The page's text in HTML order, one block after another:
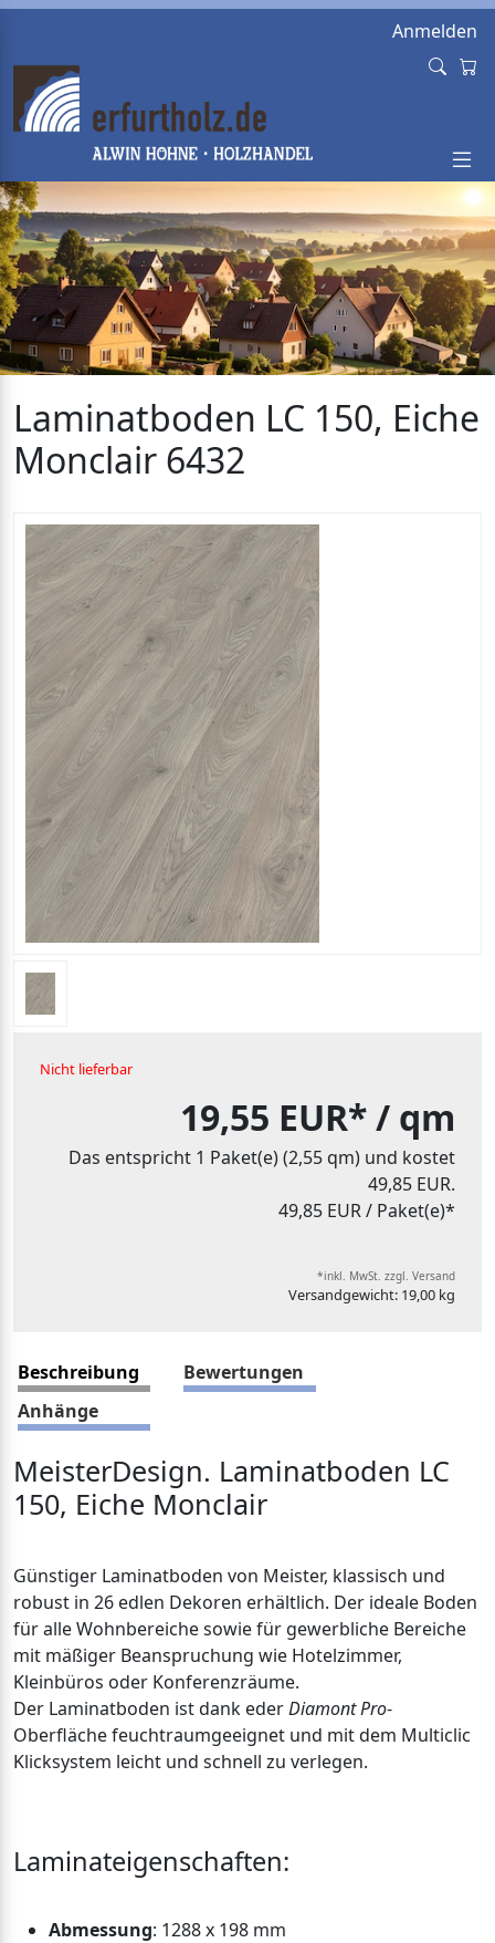
Anmelden
Laminatboden LC 150, Eiche
Monclair 6432
Nicht lieferbar
19,55 EUR*/ qm
Das entspricht 1 Paket(e) (2,55 qm) und kostet
49,85 EUR.
49,85 EUR/ Paket(e)*
*inkl. MwSt. zzgl. Versand
Versandgewicht: 19,00 kg
Beschreibung
Bewertungen
Anhänge
MeisterDesign. Laminatboden LC
150, Eiche Monclair
Günstiger Laminatboden von Meister, klassisch und
robust in 26 edlen Dekoren erhältlich. Der ideale Boden
für alle Wohnbereiche sowie für gewerbliche Bereiche
mit mäßiger Beanspruchung wie Hotelzimmer,
Kleinbüros oder Konferenzräume.
Der Laminatboden ist dank ederDiamont Pro-
Oberfläche feuchtraumgeeignet und mit dem Multiclic
Klicksystem leicht und schnell zu verlegen.
Laminateigenschaften:
Abmessung: 1288 x 198 mm